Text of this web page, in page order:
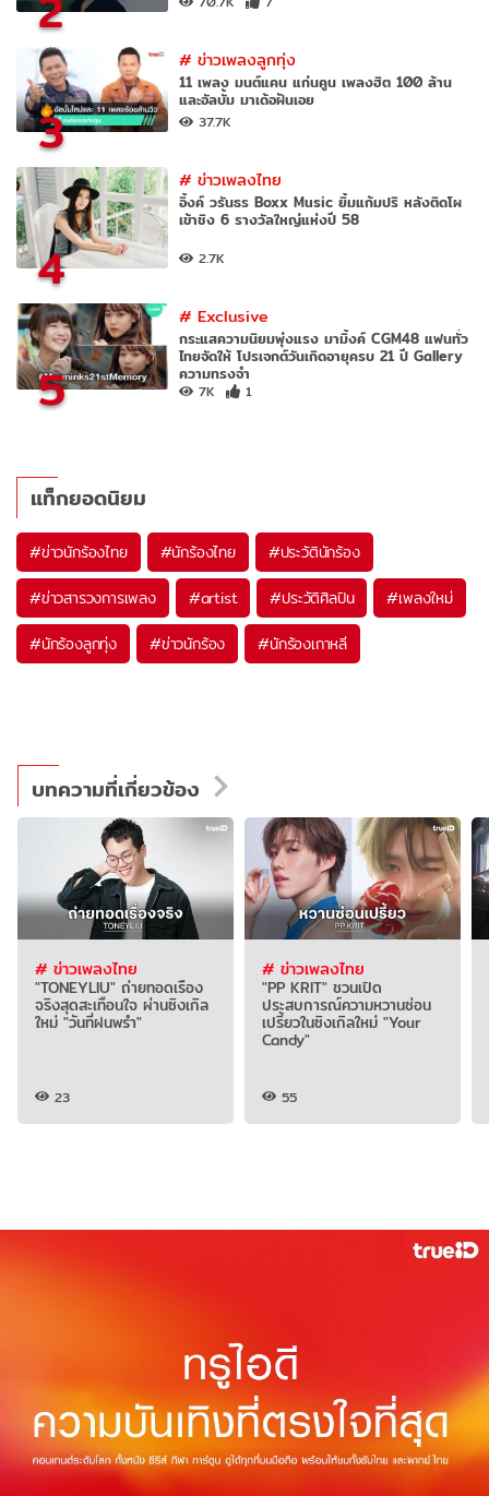
3
#ข่าวเพลงลูกทุ่ง
11 เพลง มนต์แคน แก่นคูน เพลงฮิต 100 ล้าน
และอัลบั้ม มาเด้อฝันเอย
37.7K
4
#ข่าวเพลงไทย
อิ้งค์ วรันธร Boxx Music ยิ้มแก้มปริ หลังติดโผ
เข้าชิง 6 รางวัลใหญ่แห่งปี 58
2.7K
5
#Exclusive
กระแสความนิยมพุ่งแรง มามิ้งค์ CGM48 แฟนทั่ว
ไทยจัดให้ โปรเจกต์วันเกิดอายุครบ 21 ปี Gallery
ความทรงจำ
7K 1
แท็กยอดนิยม
#ข่าวนักร้องไทย #นักร้องไทย #ประวัตินักร้อง
#ข่าวสารวงการเพลง #artist #ประวัติศิลปิน #เพลงใหม่
#นักร้องลูกทุ่ง #ข่าวนักร้อง #นักร้องเกาหลี
บทความที่เกี่ยวข้อง
# ข่าวเพลงไทย
"TONEYLIU" ถ่ายทอดเรื่อง
จริงสุดสะเทือนใจ ผ่านซิงเกิล
ใหม่ "วันที่ฝนพรำ"
23
# ข่าวเพลงไทย
"PP KRIT" ชวนเปิด
ประสบการณ์ความหวานซ่อน
เปรี้ยวในซิงเกิลใหม่ "Your
Candy"
55